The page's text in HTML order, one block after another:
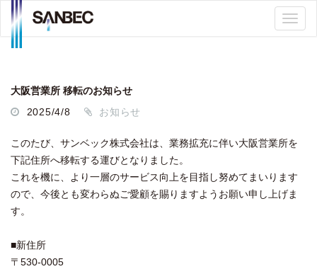
大阪営業所 移転のお知らせ
2025/4/8
お知らせ
このたび、サンベック株式会社は、業務拡充に伴い大阪営業所を
下記住所へ移転する運びとなりました。
これを機に、より一層のサービス向上を目指し努めてまいります
ので、今後とも変わらぬご愛顧を賜りますようお願い申し上げま
す。
■新住所
〒530-0005